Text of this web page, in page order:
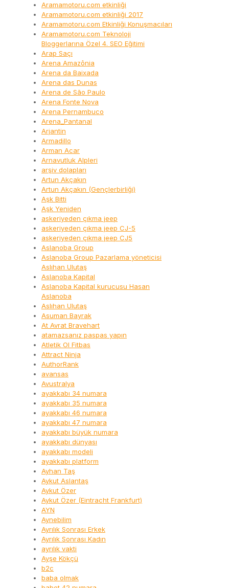
Aramamotoru.com etkinliği
Aramamotoru.com etkinliği 2017
Aramamotoru.com Etkinliği Konuşmacıları
Aramamotoru.com Teknoloji
Bloggerlarına Özel 4. SEO Eğitimi
Arap Saçı
Arena Amazônia
Arena da Baixada
Arena das Dunas
Arena de São Paulo
Arena Fonte Nova
Arena Pernambuco
Arena_Pantanal
Arjantin
Armadillo
Arman Acar
Arnavutluk Alpleri
arşiv dolapları
Artun Akçakın
Artun Akçakın (Gençlerbirliği)
Aşk Bitti
Aşk Yeniden
askeriyeden çıkma jeep
askeriyeden çıkma jeep CJ-5
askeriyeden çıkma jeep CJ5
Aslanoba Group
Aslanoba Group Pazarlama yöneticisi
Aslıhan Ulutaş
Aslanoba Kapital
Aslanoba Kapital kurucusu Hasan
Aslanoba
Aslıhan Ulutaş
Asuman Bayrak
At Avrat Bravehart
atamazsanız paspas yapın
Atletik Ol Fitbas
Attract Ninja
AuthorRank
avansas
Avustralya
ayakkabı 34 numara
ayakkabı 35 numara
ayakkabı 46 numara
ayakkabı 47 numara
ayakkabı büyük numara
ayakkabı dünyası
ayakkabı modeli
ayakkabı platform
Ayhan Taş
Aykut Aslantaş
Aykut Özer
Aykut Özer (Eintracht Frankfurt)
AYN
Aynebilim
Ayrılık Sonrası Erkek
Ayrılık Sonrası Kadın
ayrılık vakti
Ayşe Kökçü
b2c
baba olmak